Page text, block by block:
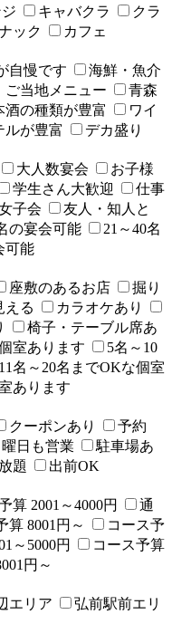
キャバクラ
クラ
ック
カフェ
自慢です
海鮮・魚介
ご当地メニュー
青森
酒の種類が豊富
ワイ
ルが豊富
デカ盛り
大人数宴会
お子様
学生さん大歓迎
仕事
子会
友人・知人と
の宴会可能
21～40名
可能
座敷のあるお店
掘り
える
カラオケあり
椅子・テーブル席あ
室あります
5名～10
11名～20名までOKな個室
あります
クーポンあり
予約
曜日も営業
駐車場あ
題
出前OK
算 2001～4000円
通
算 8001円～
コース予
～5000円
コース予算
円～
エリア
弘前駅前エリ